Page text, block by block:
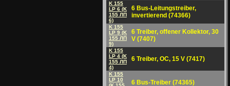
K 155
LP 6 (K
155 ЛП
6)
6 Bus-Leitungstreiber,
invertierend (74366)
K 155
LP 9 (K
155 ЛП
9)
6 Treiber, offener Kollektor, 30
V (7407)
K 155
LP 4 (K
155 ЛП
4)
6 Treiber, OC, 15 V (7417)
K 155
LP 10
6 Bus-Treiber (74365)